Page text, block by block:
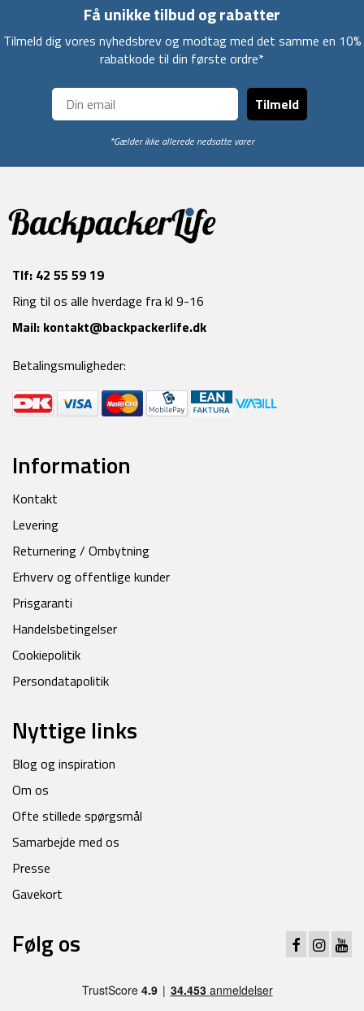
Få unikke tilbud og rabatter
Tilmeld dig vores nyhedsbrev og modtag med det samme en 10%
rabatkode til din første ordre*
Tilmeld
*Gælder ikke allerede nedsatte varer
Tlf: 42 55 59 19
Ring til os alle hverdage fra kl 9-16
Mail: kontakt@backpackerlife.dk
Betalingsmuligheder:
Information
Kontakt
Levering
Returnering / Ombytning
Erhverv og offentlige kunder
Prisgaranti
Handelsbetingelser
Cookiepolitik
Persondatapolitik
Nyttige links
Blog og inspiration
Om os
Ofte stillede spørgsmål
Samarbejde med os
Presse
Gavekort
Følg os